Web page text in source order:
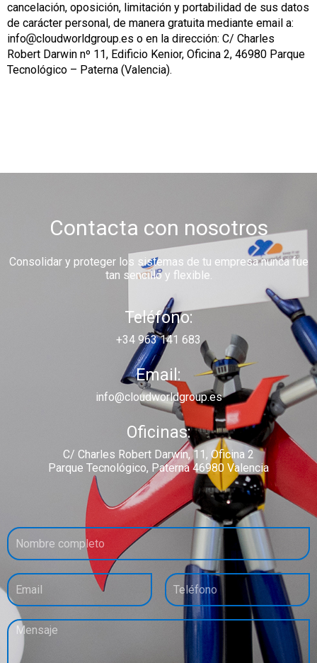
cancelación, oposición, limitación y portabilidad de sus datos
de carácter personal, de manera gratuita mediante email a:
info
cloudworldgroup.es o en la dirección: C/ Charles
Robert Darwin nº 11, Edificio Kenior, Oficina 2, 46980 Parque
Tecnológico – Paterna (Valencia).
Contacta con nosotros
Consolidar y proteger los sistemas de tu empresa nunca fue
tan sencillo y flexible.
Teléfono:
+34 963 141 683
Email:
info@cloudworldgroup.es
Oficinas:
C/ Charles Robert Darwin, 11, Oficina 2
Parque Tecnológico, Paterna 46980 Valencia